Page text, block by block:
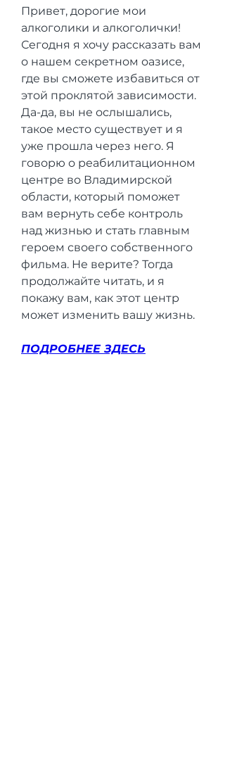
Привет, дорогие мои
алкоголики и алкоголички!
Сегодня я хочу рассказать вам
о нашем секретном оазисе,
где вы сможете избавиться от
этой проклятой зависимости.
Да-да, вы не ослышались,
такое место существует и я
уже прошла через него. Я
говорю о реабилитационном
центре во Владимирской
области, который поможет
вам вернуть себе контроль
над жизнью и стать главным
героем своего собственного
фильма. Не верите? Тогда
продолжайте читать, и я
покажу вам, как этот центр
может изменить вашу жизнь.
ПОДРОБНЕЕ ЗДЕСЬ